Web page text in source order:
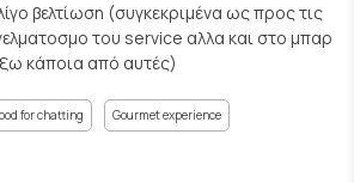
βελτίωση (συγκεκριμένα ως προς τις
του service αλλα και στο μπαρ
κάποια από αυτές)
for chatting Gourmet experience